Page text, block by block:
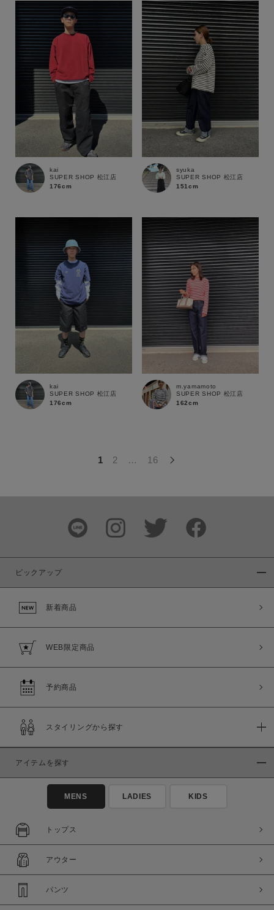
この条件で絞り込む
kai
SUPER SHOP 松江店
176cm
syuka
SUPER SHOP 松江店
151cm
kai
SUPER SHOP 松江店
176cm
m.yamamoto
SUPER SHOP 松江店
162cm
1 2 … 16
ピックアップ
新着商品
WEB限定商品
予約商品
スタイリングから探す
アイテムを探す
MENS LADIES KIDS
トップス
アウター
パンツ